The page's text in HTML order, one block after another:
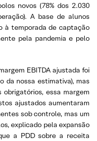
novos (78% dos 2.030
A base de alunos
à temporada de captação
pela pandemia e pelo
EBITDA ajustada foi
da nossa estimativa), mas
essa margem
ajustados aumentaram
sob controle, mas um
explicado pela expansão
a PDD sobre a receita